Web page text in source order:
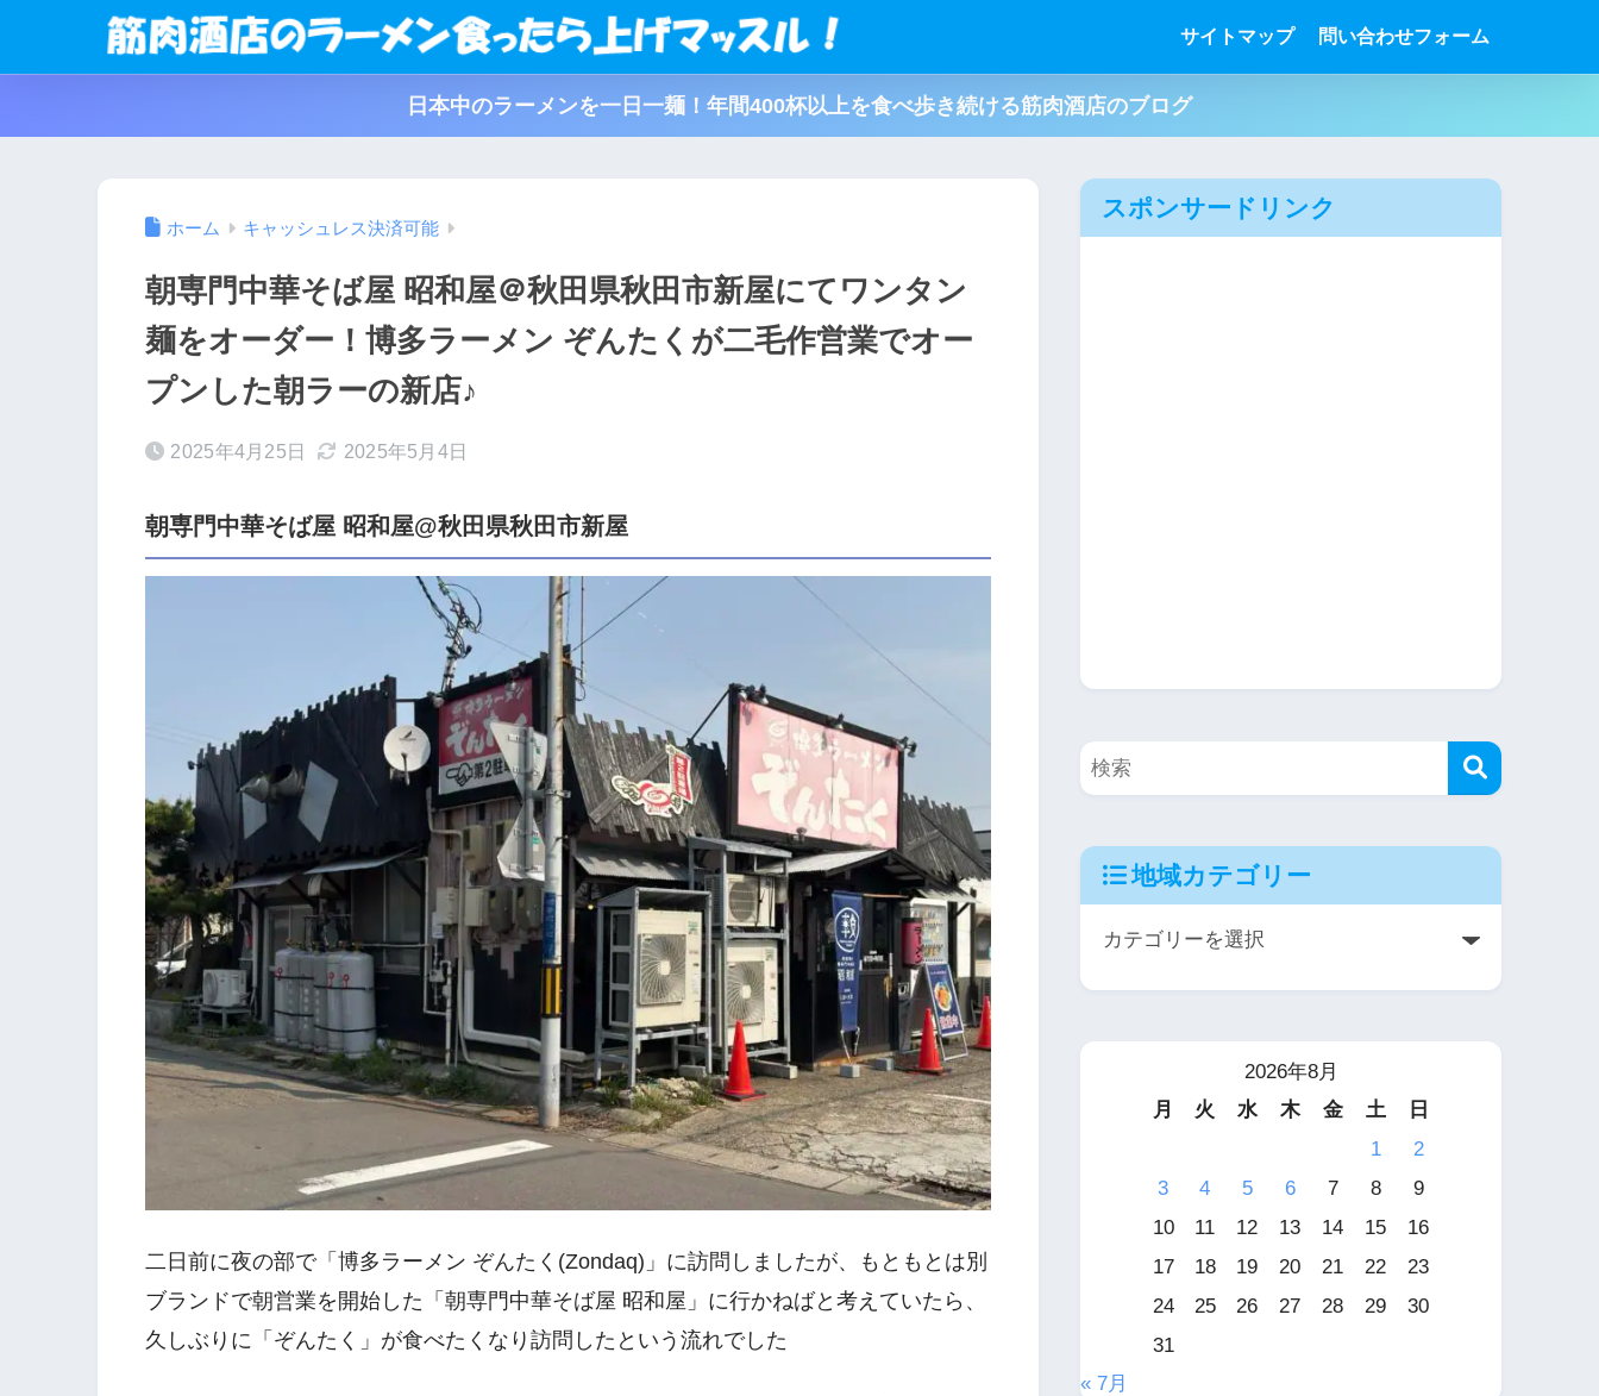
サイトマップ 問い合わせフォーム
日本中のラーメンを一日一麺！年間400杯以上を食べ歩き続ける筋肉酒店のブログ
ホーム キャッシュレス決済可能
朝専門中華そば屋 昭和屋＠秋田県秋田市新屋にてワンタン
麺をオーダー！博多ラーメン ぞんたくが二毛作営業でオー
プンした朝ラーの新店♪
2025年4月25日 2025年5月4日
朝専門中華そば屋 昭和屋@秋田県秋田市新屋
二日前に夜の部で「博多ラーメン ぞんたく(Zondaq)」に訪問しましたが、もともとは別
ブランドで朝営業を開始した「朝専門中華そば屋 昭和屋」に行かねばと考えていたら、
久しぶりに「ぞんたく」が食べたくなり訪問したという流れでした
スポンサードリンク
地域カテゴリー
2026年8月
月
火 水 木 金 土
日
1
2
3
4 5 6 7 8
9
10
11 12 13 14 15
16
17
18 19 20 21 22
23
24
25 26 27 28 29
30
31
« 7月